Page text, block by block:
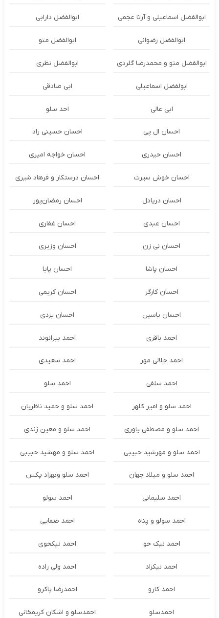
ابوالفضل اسماعیلی و آرتا عجمی ابوالفضل دارابی
ابوالفضل رضوانی ابوالفضل متو
ابوالفضل متو و محمدرضا گلردی ابوالفضل نظری
ابولفضل اسماعیلی ابی صادقی
ابی عالی احد سلو
احسان ال پی احسان حسینی راد
احسان حیدری احسان خواجه امیری
احسان خوش سیرت احسان درستكار و فرهاد شيرى
احسان دریادل احسان رمضان‌پور
احسان عبدی احسان غفاری
احسان نی زن احسان وزیری
احسان پاشا احسان پایا
احسان کارگر احسان کریمی
احسان یاسین احسان یزدی
احمد باقری احمد بیرانوند
احمد جلالی مهر احمد سعیدی
احمد سلفی احمد سلو
احمد سلو و امیر کلهر احمد سلو و حمید ناظریان
احمد سلو و مصطفی یاوری احمد سلو و معین زندی
احمد سلو و مهرشید حبیبی احمد سلو و مهشید حبیبی
احمد سلو و میلاد جهان احمد سلو وبهزاد پکس
احمد سلیمانی احمد سولو
احمد سولو و پناه احمد صفایی
احمد نیک خو احمد نیکخوی
احمد نیکزاد احمد ولی زاده
احمد کارو احمدرضا پاکرو
احمدسلو احمدسلو و اشکان کریمخانی